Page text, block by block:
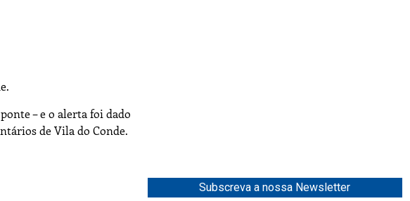
– e o alerta foi dado
de Vila do Conde.
Subscreva a nossa Newsletter